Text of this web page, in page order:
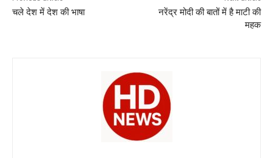
o
p
चले देश में देश की भाषा
नरेंद्र मोदी की बातों में है माटी की
महक